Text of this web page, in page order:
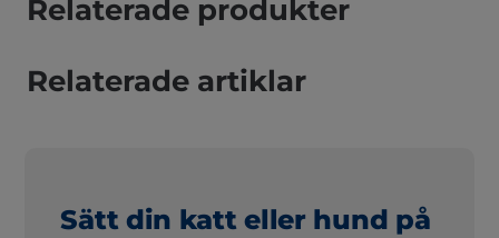
Relaterade produkter
Relaterade artiklar
Sätt din katt eller hund på